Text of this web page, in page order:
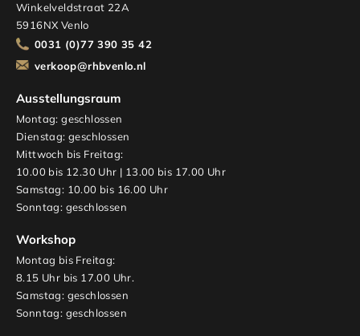
Winkelveldstraat 22A
5916NX Venlo
0031 (0)77 390 35 42
verkoop@rhbvenlo.nl
Ausstellungsraum
Montag: geschlossen
Dienstag: geschlossen
Mittwoch bis Freitag:
10.00 bis 12.30 Uhr | 13.00 bis 17.00 Uhr
Samstag: 10.00 bis 16.00 Uhr
Sonntag: geschlossen
Workshop
Montag bis Freitag:
8.15 Uhr bis 17.00 Uhr.
Samstag: geschlossen
Sonntag: geschlossen